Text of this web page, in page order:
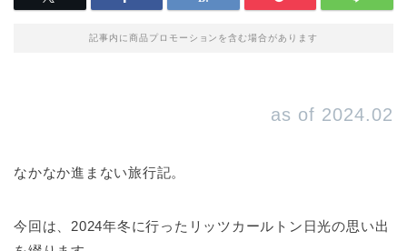
記事内に商品プロモーションを含む場合があります
as of 2024.02
なかなか進まない旅行記。
今回は、2024年冬に行ったリッツカールトン日光の思い出